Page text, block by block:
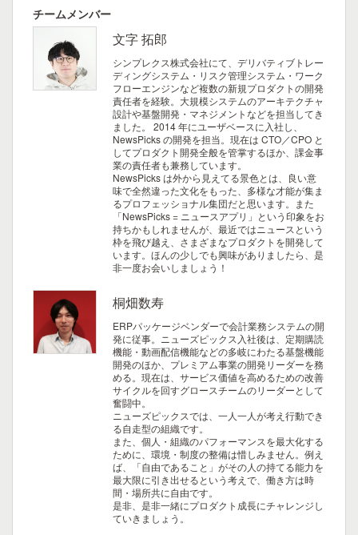
チームメンバー
文字 拓郎
シンプレクス株式会社にて、デリバティブトレー
ディングシステム・リスク管理システム・ワーク
フローエンジンなど複数の新規プロダクトの開発
責任者を経験。大規模システムのアーキテクチャ
設計や基盤開発・マネジメントなどを担当してき
ました。 2014 年にユーザベースに入社し、
NewsPicks の開発を担当。現在は CTO／CPO と
してプロダクト開発全般を管掌するほか、課金事
業の責任者も兼務しています。
NewsPicks は外から見えてる景色とは、良い意
味で全然違った文化をもった、多様な才能が集ま
るプロフェッショナル集団だと思います。また
「NewsPicks = ニュースアプリ」という印象をお
持ちかもしれませんが、最近ではニュースという
枠を飛び越え、さまざまなプロダクトを開発して
います。ほんの少しでも興味がありましたら、是
非一度お会いしましょう！
桐畑数寿
ERPパッケージベンダーで会計業務システムの開
発に従事。ニューズピックス入社後は、定期購読
機能・動画配信機能などの多岐にわたる基盤機能
開発のほか、プレミアム事業の開発リーダーを務
める。現在は、サービス価値を高めるための改善
サイクルを回すグロースチームのリーダーとして
奮闘中。
ニューズピックスでは、一人一人が考え行動でき
る自走型の組織です。
また、個人・組織のパフォーマンスを最大化する
ために、環境・制度の整備は惜しみません。例え
ば、「自由であること」がその人の持てる能力を
最大限に引き出せるという考えで、働き方は時
間・場所共に自由です。
是非、是非一緒にプロダクト成長にチャレンジし
ていきましょう。